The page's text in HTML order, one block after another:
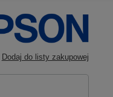
Dodaj do listy zakupowej